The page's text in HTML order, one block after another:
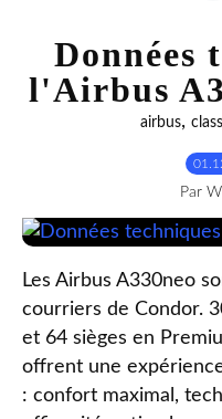
Données
l'Airbus
airbus, class
Par
Les Airbus A330neo
courriers de Condor.
et 64 sièges en
offrent une
: confort maximal,